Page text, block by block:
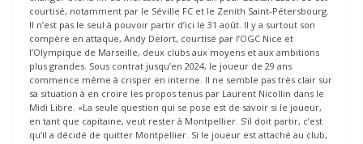
courtisé, notamment par le Séville FC et le Zenith Saint-Pétersbourg.
Il n’est pas le seul à pouvoir partir d’ici le 31 août. Il y a surtout son
compère en attaque, Andy Delort, courtisé par l’OGC Nice et
l’Olympique de Marseille, deux clubs aux moyens et aux ambitions
plus grandes. Sous contrat jusqu’en 2024, le joueur de 29 ans
commence même à crisper en interne. Il ne semble pas très clair sur
sa situation à en croire les propos tenus par Laurent Nicollin dans le
Midi Libre. «La seule question qui se pose est de savoir si le joueur,
en tant que capitaine, veut rester à Montpellier. S’il doit partir, c’est
qu’il a décidé de quitter Montpellier. Si le joueur est attaché au club,